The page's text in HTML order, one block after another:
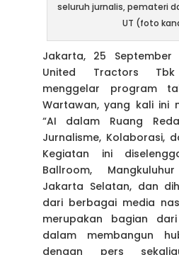
seluruh jurnalis, pemateri
UT (foto
Jakarta, 25
United Tractors
menggelar program
Wartawan, yang kali ini
“AI dalam Ruang
Jurnalisme, Kolaborasi,
Kegiatan ini
Ballroom,
Jakarta Selatan, dan
dari berbagai media
merupakan bagian
dalam membangun
dengan pers